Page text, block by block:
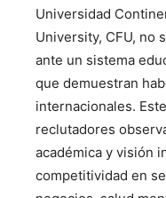
Universidad
University, CFU, no
ante un sistema
que demuestran
internacionales.
reclutadores
académica y visión
competitividad en